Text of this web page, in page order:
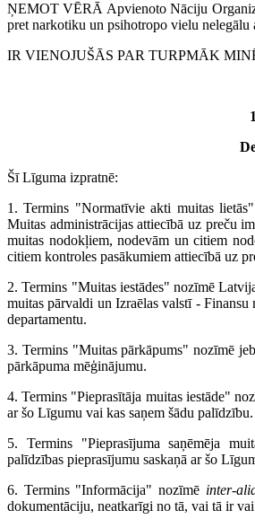
ŅEMOT VĒRĀ Apvienoto Nāciju
pret narkotiku un psihotropo vielu nelegālu
IR VIENOJUŠĀS PAR TURPMĀK
Šī Līguma izpratnē:
1. Termins "Normatīvie akti muitas
Muitas administrācijas attiecībā uz preču
muitas nodokļiem, nodevām un citiem
citiem kontroles pasākumiem attiecībā uz
2. Termins "Muitas iestādes" nozīmē
muitas pārvaldi un Izraēlas valstī -
departamentu.
3. Termins "Muitas pārkāpums" nozīmē
pārkāpuma mēģinājumu.
4. Termins "Pieprasītāja muitas iestāde"
ar šo Līgumu vai kas saņem šādu palīdzību.
5. Termins "Pieprasījuma saņēmēja
palīdzības pieprasījumu saskaņā ar šo
6. Termins "Informācija" nozīmē inter-
dokumentāciju, neatkarīgi no tā, vai tā ir